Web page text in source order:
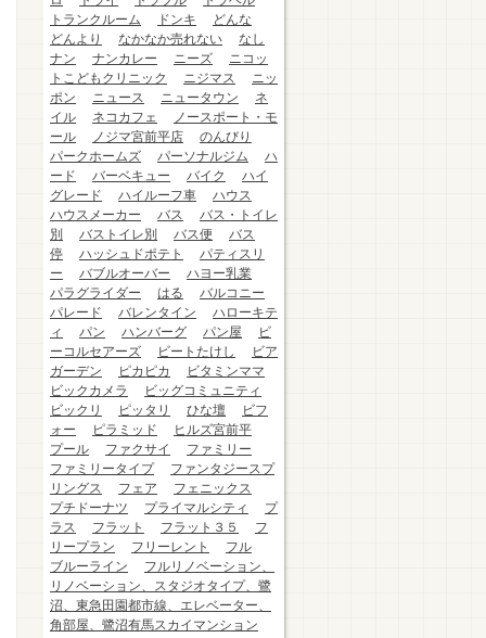
トランクルーム
ドンキ
どんな
どんより
なかなか売れない
なし
ナン
ナンカレー ニーズ
ニコッ
トこどもクリニック
ニジマス
ニッ
ポン
ニュース ニュータウン
ネ
イル
ネコカフェ
ノースポート・モ
ール
ノジマ宮前平店
のんびり
パークホームズ
パーソナルジム
ハ
ード
バーベキュー バイク
ハイ
グレード
ハイルーフ車
ハウス
ハウスメーカー
バス
バス・トイレ
別
バストイレ別 バス便
バス
停
ハッシュドポテト
パティスリ
ー
バブルオーバー
ハヨー乳業
パラグライダー
はる
バルコニー
パレード
バレンタイン
ハローキテ
ィ
パン ハンバーグ パン屋
ビ
ーコルセアーズ
ビートたけし
ビア
ガーデン
ピカピカ
ビタミンママ
ビックカメラ
ビッグコミュニティ
ビックリ
ピッタリ ひな壇
ビフ
ォー
ピラミッド
ヒルズ宮前平
プール
ファクサイ
ファミリー
ファミリータイプ
ファンタジースプ
リングス
フェア
フェニックス
プチドーナツ
プライマルシティ
プ
ラス
フラット フラット３５
フ
リープラン
フリーレント
フル
ブルーライン
フルリノベーション、
リノベーション、スタジオタイプ、鷺
沼、東急田園都市線、エレベーター、
角部屋、鷺沼有馬スカイマンション